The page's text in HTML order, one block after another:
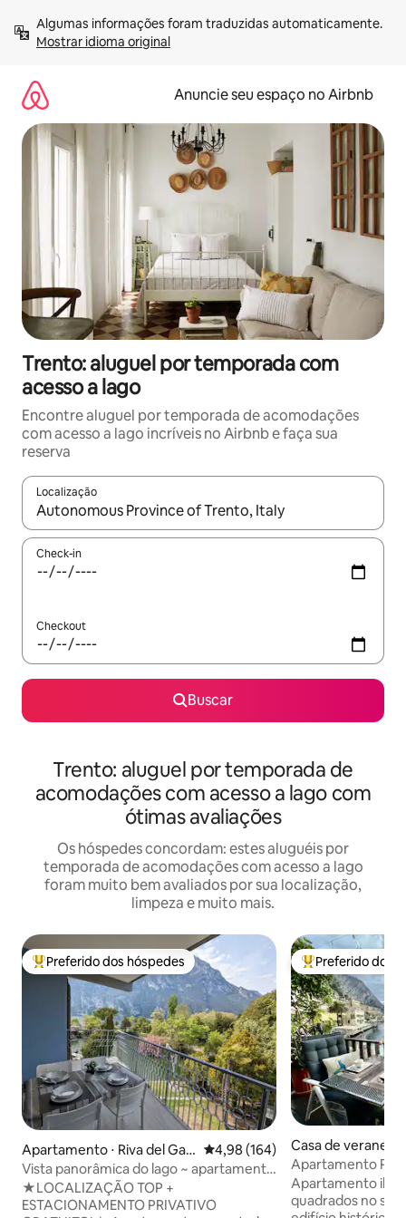
para
Mostrar idioma original
Anuncie seu espaço no Airbnb
Trento: aluguel por temporada com
acesso a lago
Encontre aluguel por temporada de acomodações
com acesso a lago incríveis no Airbnb e faça sua
reserva
Localização
Quando os resultados estiverem disponíveis, explore-os
Check-in
Checkout
Buscar
Trento: aluguel por temporada de
acomodações com acesso a lago com
ótimas avaliações
Os hóspedes concordam: estes aluguéis por
temporada de acomodações com acesso a lago
foram muito bem avaliados por sua localização,
limpeza e muito mais.
Entre os melhores preferidos dos hóspedes
Preferido dos hóspedes
Apartamento ⋅ Riva del Gar
da
4,98 de uma avaliação média de
4,98 (164)
Vista panorâmica do lago ~ apartamento
na praia com estacionamento
★LOCALIZAÇÃO TOP +
ESTACIONAMENTO PRIVATIVO
Entre os
Preferido dos
Casa de veraneio
ul Garda
Apartamento
Lago Bouganville
Apartamento
quadrados no